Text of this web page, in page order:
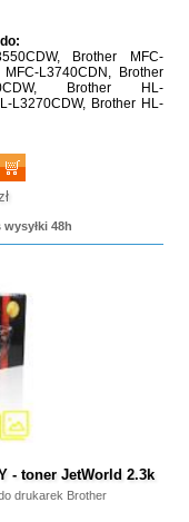
Brother MFC-
L3740CDN, Brother
Brother HL-
L3270CDW, Brother HL-
48h
- toner JetWorld 2.3k
drukarek Brother